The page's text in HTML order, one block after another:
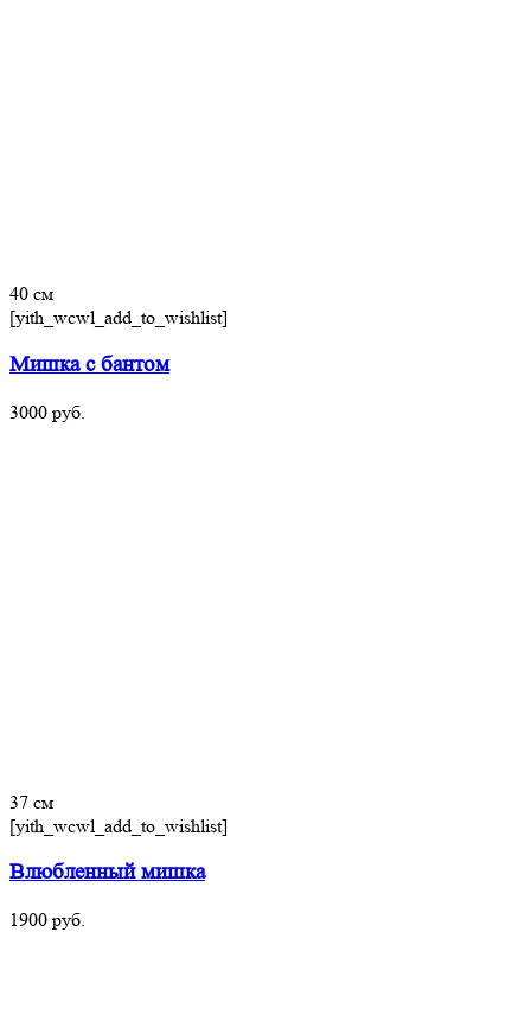
40 см
[yith_wcwl_add_to_wishlist]
Мишка с бантом
3000 руб.
37 см
[yith_wcwl_add_to_wishlist]
Влюбленный мишка
1900 руб.